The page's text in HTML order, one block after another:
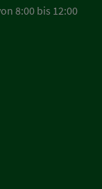
8:00 bis 12:00